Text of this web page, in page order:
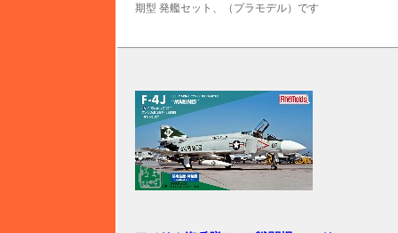
期型 発艦セット、（プラモデル）です